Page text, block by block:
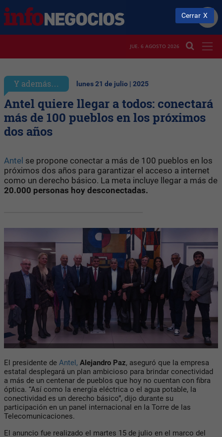
JUE. 6 AGOSTO 2026
Y además… lunes 21 de julio | 2025
Antel quiere llegar a todos: conectará
más de 100 pueblos en los próximos
dos años
​​Antel se propone conectar a más de 100 pueblos en los
próximos dos años para garantizar el acceso a internet
como un derecho básico. La meta incluye llegar a más de
20.000 personas hoy desconectadas.
El presidente de Antel, Alejandro Paz, aseguró que la empresa
estatal desplegará un plan ambicioso para brindar conectividad
a más de un centenar de pueblos que hoy no cuentan con fibra
óptica. “Así como la energía eléctrica o el agua potable, la
conectividad es un derecho básico”, dijo durante su
participación en un panel internacional en la Torre de las
Telecomunicaciones.
El anuncio fue realizado el martes 15 de julio en el marco del
Cerrar